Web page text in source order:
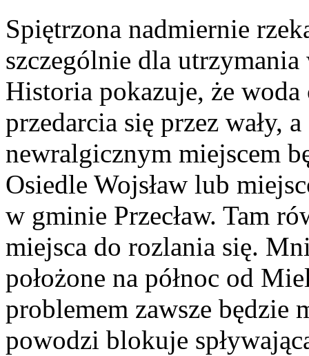
Spiętrzona nadmiernie
szczególnie dla
Historia pokazuje, że
przedarcia się przez wały,
newralgicznym miejscem
Osiedle Wojsław lub
w gminie Przecław. Tam
miejsca do rozlania się.
położone na północ od
problemem zawsze będzie
powodzi blokuje